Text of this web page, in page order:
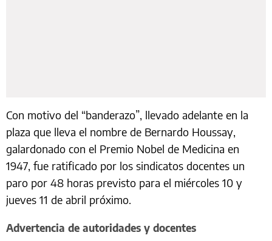
Con motivo del “banderazo”, llevado adelante en la
plaza que lleva el nombre de Bernardo Houssay,
galardonado con el Premio Nobel de Medicina en
1947, fue ratificado por los sindicatos docentes un
paro por 48 horas previsto para el miércoles 10 y
jueves 11 de abril próximo.
Advertencia de autoridades y docentes